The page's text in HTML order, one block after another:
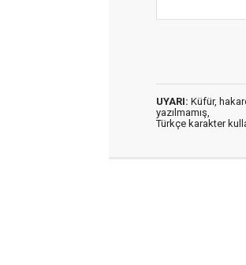
UYARI: Küfür,
yazılmamış,
Türkçe karakter